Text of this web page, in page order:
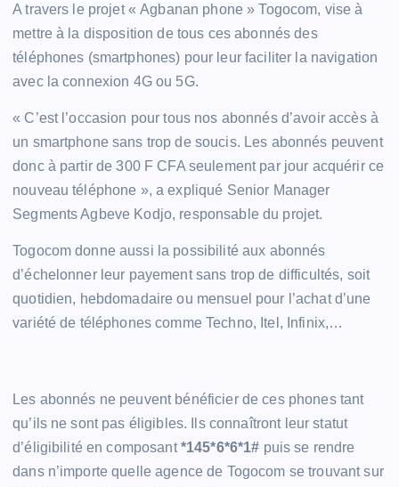
A travers le projet « Agbanan phone » Togocom, vise à
mettre à la disposition de tous ces abonnés des
téléphones (smartphones) pour leur faciliter la navigation
avec la connexion 4G ou 5G.
« C’est l’occasion pour tous nos abonnés d’avoir accès à
un smartphone sans trop de soucis. Les abonnés peuvent
donc à partir de 300 F CFA seulement par jour acquérir ce
nouveau téléphone », a expliqué Senior Manager
Segments Agbeve Kodjo, responsable du projet.
Togocom donne aussi la possibilité aux abonnés
d’échelonner leur payement sans trop de difficultés, soit
quotidien, hebdomadaire ou mensuel pour l’achat d’une
variété de téléphones comme Techno, Itel, Infinix,…
Les abonnés ne peuvent bénéficier de ces phones tant
qu’ils ne sont pas éligibles. Ils connaîtront leur statut
d’éligibilité en composant*145*6*6*1# puis se rendre
dans n’importe quelle agence de Togocom se trouvant sur